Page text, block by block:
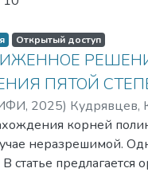
Открытый доступ
ПЯТОЙ
2025) Кудрявцев,
корней
неразрешимой.
статье предлагается